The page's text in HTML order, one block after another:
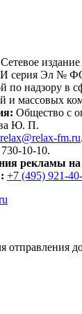
издание
серия Эл №
надзору в
и массовых
Общество с
Ю. П.
relax@relax-fm.ru.
10-10.
рекламы
+7 (495) 921-
отправления